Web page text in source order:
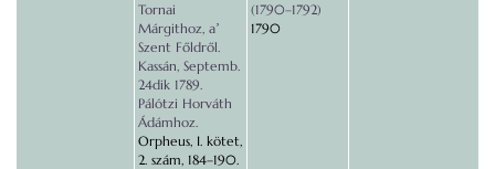
Tornai
Márgithoz, aʼ
Szent Főldről.
Kassán, Septemb.
24dik 1789.
Pálótzi Horváth
Ádámhoz.
Orpheus, I. kötet,
2. szám, 184–190.
(1790–1792)
1790